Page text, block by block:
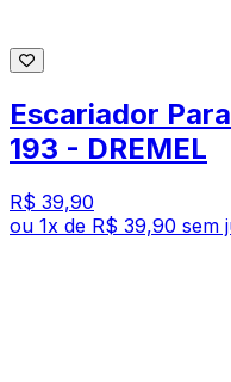
Escariador
193 - DREMEL
R$ 39,90
ou 1x de R$ 39,90 sem